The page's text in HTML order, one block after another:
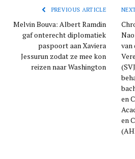
PREVIOUS ARTICLE
Melvin Bouva: Albert Ramdin
gaf onterecht diplomatiek
paspoort aan Xaviera
Jessurun zodat ze mee kon
reizen naar Washington
van
en
en